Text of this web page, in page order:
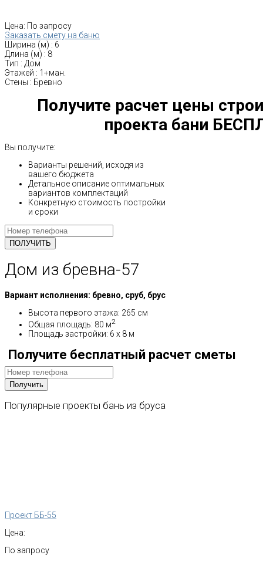
Цена: По запросу
Заказать смету на баню
Ширина (м) : 6
Длина (м) : 8
Тип : Дом
Этажей : 1+ман.
Стены : Бревно
Получите расчет цены
проекта бани
Вы получите:
Варианты решений, исходя из
вашего бюджета
Детальное описание оптимальных
вариантов комплектаций
Конкретную стоимость постройки
и сроки
Дом из бревна-57
Вариант исполнения: бревно, сруб, брус
Высота первого этажа: 265 см
Общая площадь: 80 м2
Площадь застройки: 6 х 8 м
Получите бесплатный расчет сметы
Популярные проекты бань из бруса
Проект ББ-55
Цена:
По запросу